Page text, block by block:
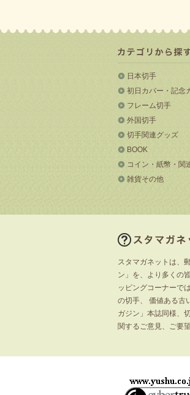
日本切手
初日カバー・記念
フレーム切手
外国切手
切手関連グッズ
BOOK
コイン・紙幣・関
雑貨その他
スタマガネットは、
ン」を、より多くの
ッピングコーナーで
の切手、 価値ある古
ガジン」本誌同様、
関するご意見、ご要